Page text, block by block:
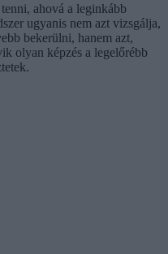
ahová a leginkább
ugyanis nem azt vizsgálja,
bekerülni, hanem azt,
olyan képzés a legelőrébb